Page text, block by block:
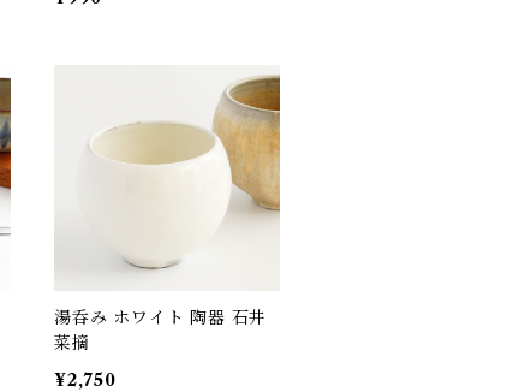
湯呑み ホワイト 陶器 石井
菜摘
¥2,750